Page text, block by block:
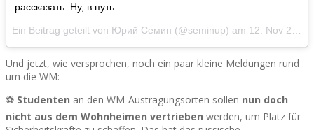
рассказать. Ну, в путь.
Ein Beitrag geteilt von Юрий Семин (@seminup) am 12. Nov 2017 um 3:59 Uhr
Und jetzt, wie versprochen, noch ein paar kleine Meldungen rund
um die WM:
⚽ Studenten an den WM-Austragungsorten sollen nun doch
nicht aus dem Wohnheimen vertrieben werden, um Platz für